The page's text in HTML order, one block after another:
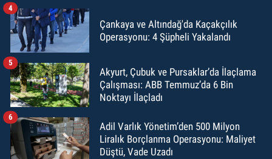
Çankaya ve Altındağ'da Kaçakçılık
Operasyonu: 4 Şüpheli Yakalandı
4
Akyurt, Çubuk ve Pursaklar’da İlaçlama
Çalışması: ABB Temmuz’da 6 Bin
Noktayı İlaçladı
5
Adil Varlık Yönetim’den 500 Milyon
Liralık Borçlanma Operasyonu: Maliyet
Düştü, Vade Uzadı
6